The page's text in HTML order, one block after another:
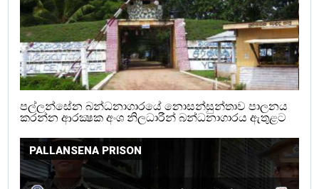
පල්ලන්සේන බන්ධනාගාරයේ නොසන්සුන්තාව පාලනය
කරන්න ආරක්‍ෂක අංශ නිලධාරීන් බන්ධනාගාරය ඇතුළට
PALLANSENA PRISON